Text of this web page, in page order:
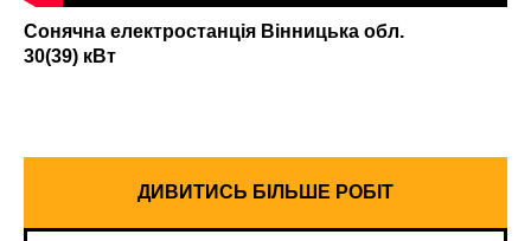
Сонячна електростанція Вінницька обл.
30(39) кВт
ДИВИТИСЬ БІЛЬШЕ РОБІТ